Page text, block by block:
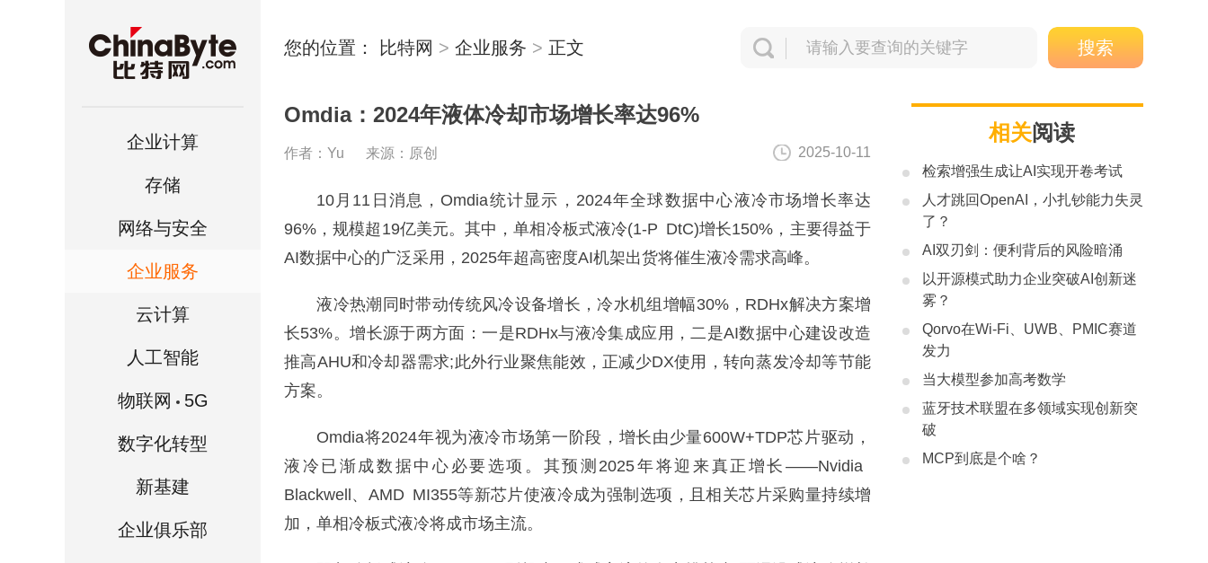
企业计算
存储
网络与安全
企业服务
云计算
人工智能
物联网 5G
数字化转型
新基建
企业俱乐部
您的位置： 比特网 > 企业服务 > 正文
Omdia：2024年液体冷却市场增长率达96%
作者：Yu 来源：原创 2025-10-11
10月11日消息，Omdia统计显示，2024年全球数据中心液冷市场增长率达
96%，规模超19亿美元。其中，单相冷板式液冷(1-P DtC)增长150%，主要得益于
AI数据中心的广泛采用，2025年超高密度AI机架出货将催生液冷需求高峰。
液冷热潮同时带动传统风冷设备增长，冷水机组增幅30%，RDHx解决方案增
长53%。增长源于两方面：一是RDHx与液冷集成应用，二是AI数据中心建设改造
推高AHU和冷却器需求;此外行业聚焦能效，正减少DX使用，转向蒸发冷却等节能
方案。
Omdia将2024年视为液冷市场第一阶段，增长由少量600W+TDP芯片驱动，
液冷已渐成数据中心必要选项。其预测2025年将迎来真正增长——Nvidia
Blackwell、AMD MI355等新芯片使液冷成为强制选项，且相关芯片采购量持续增
加，单相冷板式液冷将成市场主流。
相关阅读
检索增强生成让AI实现开卷考试
人才跳回OpenAI，小扎钞能力失灵
了？
AI双刃剑：便利背后的风险暗涌
以开源模式助力企业突破AI创新迷
雾？
Qorvo在Wi-Fi、UWB、PMIC赛道
发力
当大模型参加高考数学
蓝牙技术联盟在多领域实现创新突
破
MCP到底是个啥？